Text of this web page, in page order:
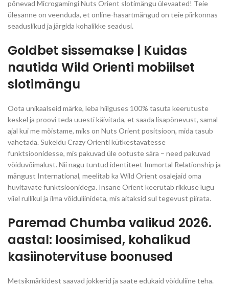
põnevad Microgamingi Nuts Orient slotimängu ülevaated! Teie
ülesanne on veenduda, et online-hasartmängud on teie piirkonnas
seaduslikud ja järgida kohalikke seadusi.
Goldbet sissemakse | Kuidas
nautida Wild Orienti mobiilset
slotimängu
Oota unikaalseid märke, leba hiilguses 100% tasuta keerutuste
keskel ja proovi teda uuesti käivitada, et saada lisapõnevust, samal
ajal kui me mõistame, miks on Nuts Orient positsioon, mida tasub
vahetada. Sukeldu Crazy Orienti kütkestavatesse
funktsioonidesse, mis pakuvad üle ootuste sära – need pakuvad
võiduvõimalust. Nii nagu tuntud identiteet Immortal Relationship ja
mängust International, meelitab ka Wild Orient osalejaid oma
huvitavate funktsioonidega. Insane Orient keerutab rikkuse lugu
viiel rullikul ja ilma võiduliinideta, mis aitaksid sul tegevust piirata.
Paremad Chumba valikud 2026.
aastal: loosimised, kohalikud
kasiinotervituse boonused
Metsikmärkidest saavad jokkerid ja saate edukaid võiduliine teha.